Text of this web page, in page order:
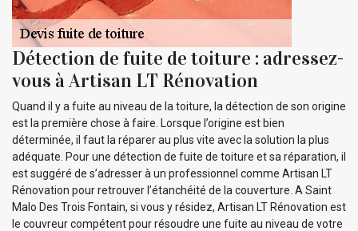
Détection de fuite de toiture : adressez-
vous à Artisan LT Rénovation
Quand il y a fuite au niveau de la toiture, la détection de son origine
est la première chose à faire. Lorsque l’origine est bien
déterminée, il faut la réparer au plus vite avec la solution la plus
adéquate. Pour une détection de fuite de toiture et sa réparation, il
est suggéré de s’adresser à un professionnel comme Artisan LT
Rénovation pour retrouver l’étanchéité de la couverture. A Saint
Malo Des Trois Fontain, si vous y résidez, Artisan LT Rénovation est
le couvreur compétent pour résoudre une fuite au niveau de votre